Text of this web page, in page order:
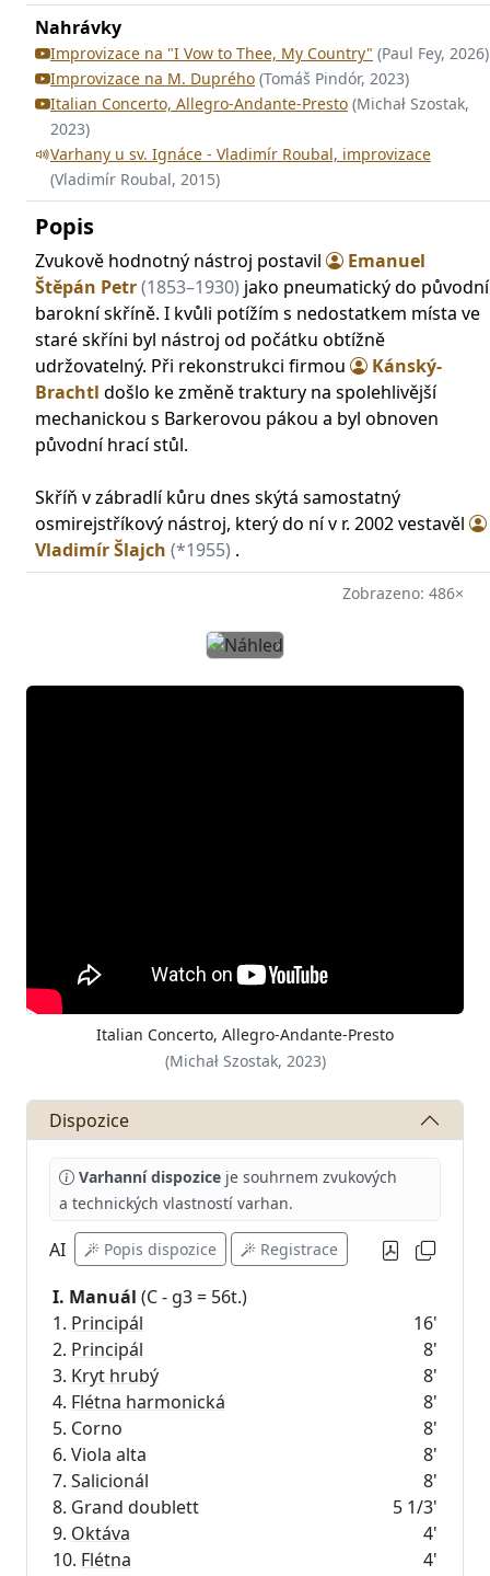
Nahrávky
Improvizace na "I Vow to Thee, My Country" (Paul Fey, 2026)
Improvizace na M. Duprého (Tomáš Pindór, 2023)
Italian Concerto, Allegro-Andante-Presto (Michał Szostak,
2023)
Varhany u sv. Ignáce - Vladimír Roubal, improvizace
(Vladimír Roubal, 2015)
Popis
Zvukově hodnotný nástroj postavil
Emanuel
Štěpán Petr(1853–1930) jako pneumatický do původní
barokní skříně. I kvůli potížím s nedostatkem místa ve
staré skříni byl nástroj od počátku obtížně
udržovatelný. Při rekonstrukci firmou
Kánský-
Brachtl došlo ke změně traktury na spolehlivější
mechanickou s Barkerovou pákou a byl obnoven
původní hrací stůl.
Skříň v zábradlí kůru dnes skýtá samostatný
osmirejstříkový nástroj, který do ní v r. 2002 vestavěl
Vladimír Šlajch (*1955) .
Zobrazeno: 486×
PředchozíDalší
Italian Concerto, Allegro-Andante-Presto
(Michał Szostak, 2023)
Dispozice
Varhanní dispozice je souhrnem zvukových
a technických vlastností varhan.
AI Popis dispozice Registrace
I. Manuál (C - g3 = 56t.)
1. Principál
16'
2. Principál
8'
3. Kryt hrubý
8'
4. Flétna harmonická
8'
5. Corno
8'
6. Viola alta
8'
7. Salicionál
8'
8. Grand doublett
5 1/3'
9. Oktáva
4'
10. Flétna
4'